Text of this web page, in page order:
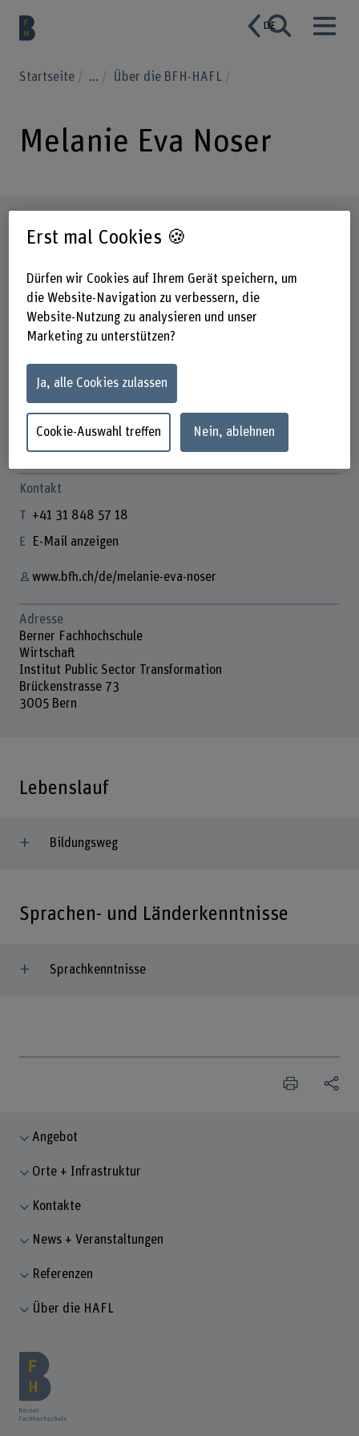
DE
Startseite ... Über die BFH-HAFL
Melanie Eva Noser
Melanie Eva Noser
Geschäftsführerin Digital Impact Network
Kontakt
+41 31 848 57 18
E-Mail anzeigen
www.bfh.ch/de/melanie-eva-noser
Adresse
Berner Fachhochschule
Wirtschaft
Institut Public Sector Transformation
Brückenstrasse 73
3005 Bern
Lebenslauf
Bildungsweg
Sprachen- und Länderkenntnisse
Sprachkenntnisse
Angebot
Orte + Infrastruktur
Kontakte
News + Veranstaltungen
Referenzen
Über die HAFL
Erst mal Cookies 🍪
Dürfen wir Cookies auf Ihrem Gerät speichern, um
die Website-Navigation zu verbessern, die
Website-Nutzung zu analysieren und unser
Marketing zu unterstützen?
Ja, alle Cookies zulassen
Cookie-Auswahl treffen Nein, ablehnen